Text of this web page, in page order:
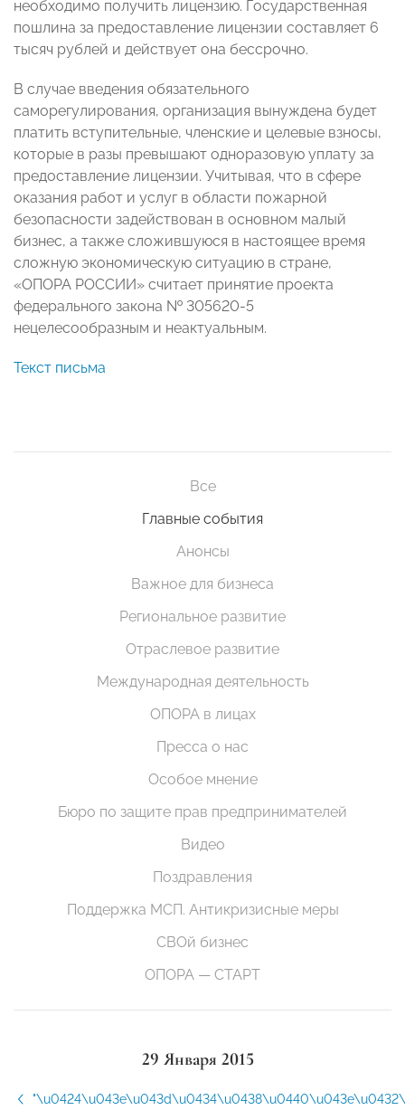
необходимо получить лицензию. Государственная
пошлина за предоставление лицензии составляет 6
тысяч рублей и действует она бессрочно.
В случае введения обязательного
саморегулирования, организация вынуждена будет
платить вступительные, членские и целевые взносы,
которые в разы превышают одноразовую уплату за
предоставление лицензии. Учитывая, что в сфере
оказания работ и услуг в области пожарной
безопасности задействован в основном малый
бизнес, а также сложившуюся в настоящее время
сложную экономическую ситуацию в стране,
«ОПОРА РОССИИ» считает принятие проекта
федерального закона № 305620-5
нецелесообразным и неактуальным.
Текст письма
Все
Главные события
Анонсы
Важное для бизнеса
Региональное развитие
Отраслевое развитие
Международная деятельность
ОПОРА в лицах
Пресса о нас
Особое мнение
Бюро по защите прав предпринимателей
Видео
Поздравления
Поддержка МСП. Антикризисные меры
СВОй бизнес
ОПОРА — СТАРТ
29 Января 2015